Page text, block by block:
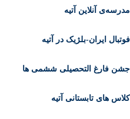
مدرسه‌ی آنلاین آتیه
فوتبال ایران-بلژیک در آتیه
جشن فارغ التحصیلی ششمی ها
کلاس های تابستانی آتیه